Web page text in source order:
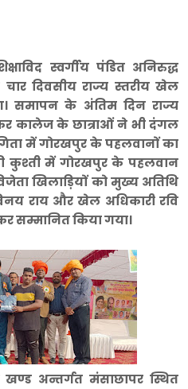
स्वर्गीय पंडित अनिरुद्ध
दिवसीय राज्य स्तरीय खेल
समापन के अंतिम दिन राज्य
कालेज के छात्राओं ने भी दंगल
में गोरखपुर के पहलवानों का
कुश्ती में गोरखपुर के पहलवान
खिलाड़ियों को मुख्य अतिथि
राय और खेल अधिकारी रवि
सम्मानित किया गया।
अन्तर्गत मंसाछापर स्थित